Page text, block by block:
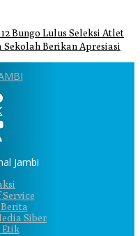
Bungo Lulus Seleksi Atlet
Sekolah Berikan Apresiasi
Jambi
Siber
Etik